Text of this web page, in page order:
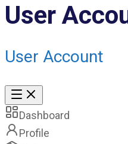
User
User Account
Dashboard
Profile